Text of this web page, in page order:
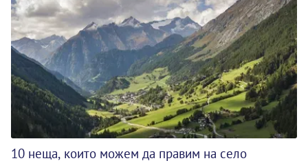
10 неща, които можем да правим на село